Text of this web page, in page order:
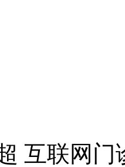
互联网门